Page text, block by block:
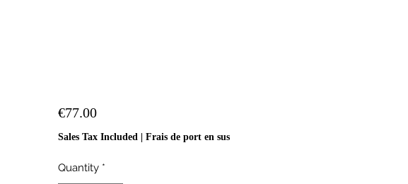
€77.00Price
Sales Tax Included| Frais de port en sus
Quantity *